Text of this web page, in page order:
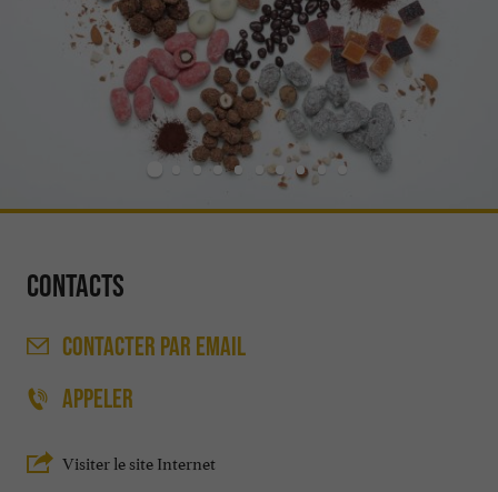
Contacts
CONTACTER PAR EMAIL
APPELER
Visiter le site Internet